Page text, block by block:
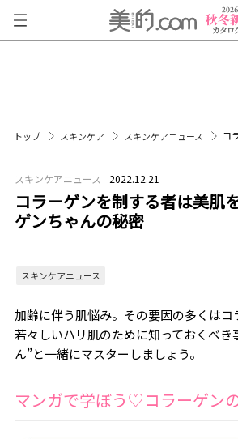
トップ スキンケア スキンケアニュース コ
スキンケアニュース 2022.12.21
コラーゲンを制する者は美肌
ゲンちゃんの秘密
スキンケアニュース
加齢に伴う肌悩み。その要因の多くはコ
若々しいハリ肌のために知っておくべき
ん”と一緒にマスターしましょう。
マンガで学ぼう♡コラーゲン